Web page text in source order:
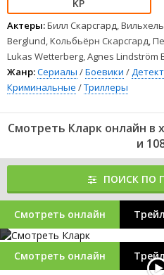
Актеры:Билл Скарсгард,
Berglund, Кольбьёрн Скарсгард,
Lukas Wetterberg, Agnes Lindström
Жанр:Сериалы /Боевики /
Криминальные /Триллеры
Смотреть Кларк онлайн в
и
ПОИСК ПО
Смотреть онлайн
Смотреть онлайн